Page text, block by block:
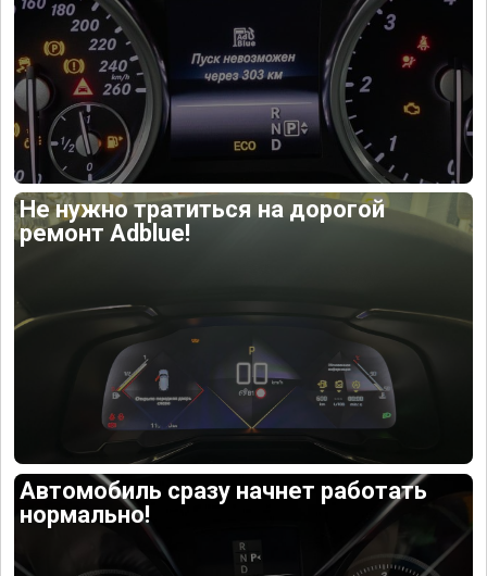
Не нужно тратиться на дорогой
ремонт Adblue!
Автомобиль сразу начнет работать
нормально!